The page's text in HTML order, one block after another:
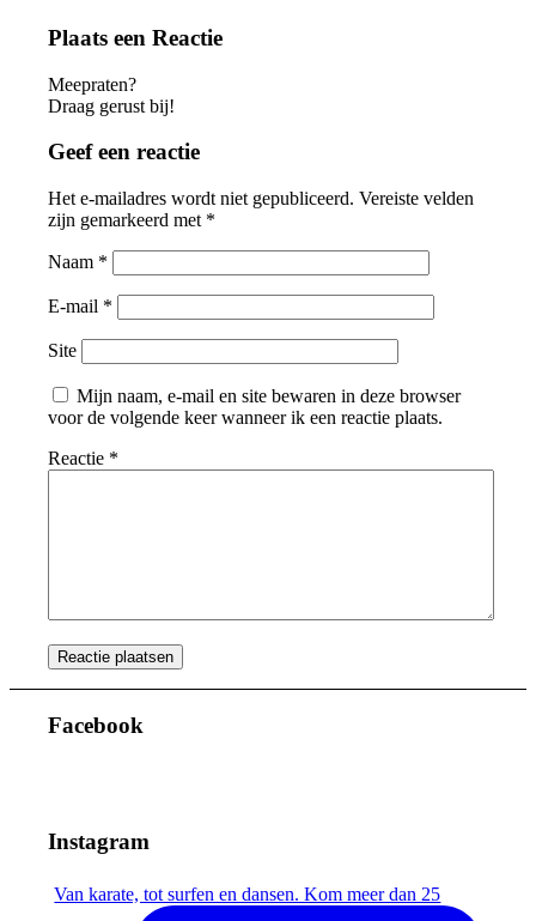
Plaats een Reactie
Meepraten?
Draag gerust bij!
Geef een reactie
Het e-mailadres wordt niet gepubliceerd. Vereiste velden
zijn gemarkeerd met *
Naam *
E-mail *
Site
Mijn naam, e-mail en site bewaren in deze browser
voor de volgende keer wanneer ik een reactie plaats.
Reactie *
Facebook
Instagram
Van karate, tot surfen en dansen. Kom meer dan 25